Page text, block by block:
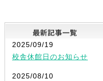
2025/09/19
校舎休館日のお知らせ
2025/08/10